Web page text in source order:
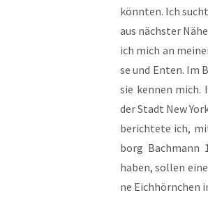
könn­ten. Ich
aus nächs­ter
ich mich an
se und Enten. Im
sie ken­nen mich.
der Stadt New
berich­te­te ich,
borg Bach­mann
haben, sol­len
ne Eich­hörn­chen